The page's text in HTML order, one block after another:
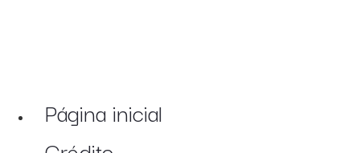
Página inicial